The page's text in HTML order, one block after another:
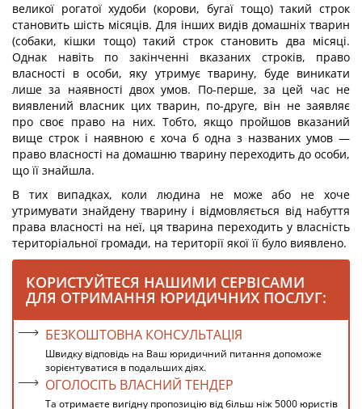
великої рогатої худоби (корови, бугаї тощо) такий строк
становить шість місяців. Для інших видів домашніх тварин
(собаки, кішки тощо) такий строк становить два місяці.
Однак навіть по закінченні вказаних строків, право
власності в особи, яку утримує тварину, буде виникати
лише за наявності двох умов. По-перше, за цей час не
виявлений власник цих тварин, по-друге, він не заявляє
про своє право на них. Тобто, якщо пройшов вказаний
вище строк і наявною є хоча б одна з названих умов —
право власності на домашню тварину переходить до особи,
що її знайшла.
В тих випадках, коли людина не може або не хоче
утримувати знайдену тварину і відмовляється від набуття
права власності на неї, ця тварина переходить у власність
територіальної громади, на території якої її було виявлено.
КОРИСТУЙТЕСЯ НАШИМИ СЕРВІСАМИ
ДЛЯ ОТРИМАННЯ ЮРИДИЧНИХ ПОСЛУГ:
БЕЗКОШТОВНА КОНСУЛЬТАЦІЯ
Швидку відповідь на Ваш юридичний питання допоможе
зорієнтуватися в подальших діях.
ОГОЛОСІТЬ ВЛАСНИЙ ТЕНДЕР
Та отримаєте вигідну пропозицію від більш ніж 5000 юристів